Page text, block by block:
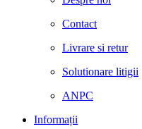
Contact
Livrare si retur
Solutionare litigii
ANPC
Informații